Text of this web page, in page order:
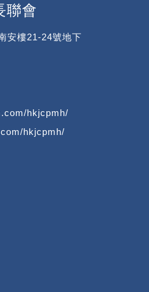
聯會
安樓21-24號地下
hkjcpmh/
hkjcpmh/